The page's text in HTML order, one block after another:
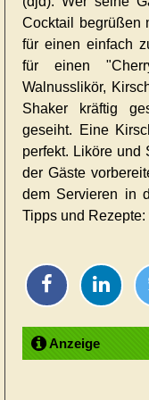
Cocktail begrüßen
für einen einfach
für einen
Walnusslikör,
Shaker kräftig
geseiht. Eine
perfekt. Liköre und
der Gäste
dem Servieren in
Tipps und
Anzeige